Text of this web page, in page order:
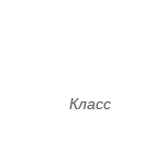
Класс